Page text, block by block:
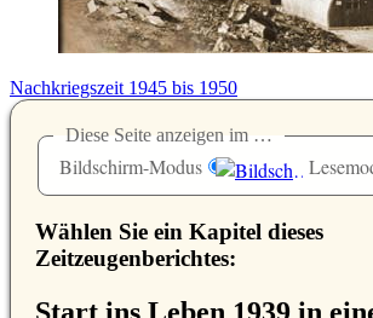
Nachkriegszeit 1945 bis 1950
Diese Seite anzeigen im …
Bildschirm-Modus
Wählen Sie ein Kapitel dieses
Zeitzeugenberichtes:
Start ins Leben 1939 in